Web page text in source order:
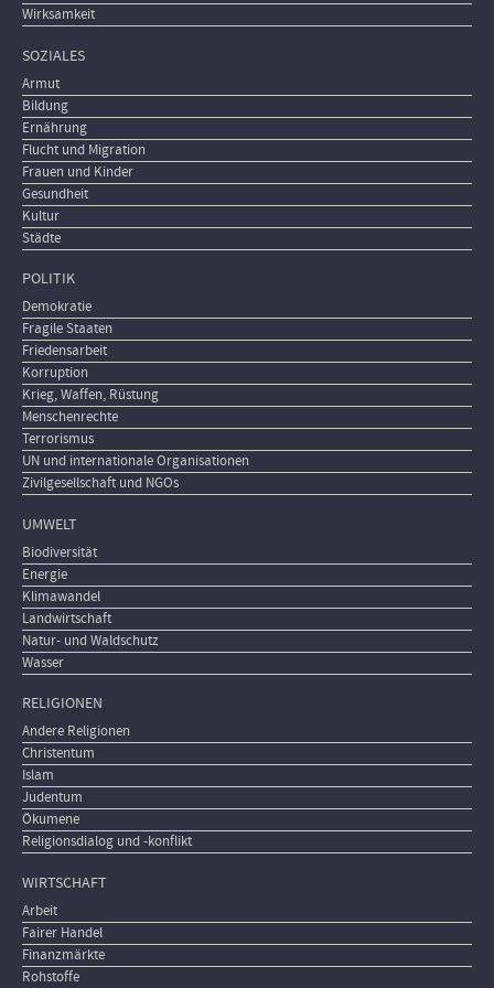
Wirksamkeit
SOZIALES
Armut
Bildung
Ernährung
Flucht und Migration
Frauen und Kinder
Gesundheit
Kultur
Städte
POLITIK
Demokratie
Fragile Staaten
Friedensarbeit
Korruption
Krieg, Waffen, Rüstung
Menschenrechte
Terrorismus
UN und internationale Organisationen
Zivilgesellschaft und NGOs
UMWELT
Biodiversität
Energie
Klimawandel
Landwirtschaft
Natur- und Waldschutz
Wasser
RELIGIONEN
Andere Religionen
Christentum
Islam
Judentum
Ökumene
Religionsdialog und -konflikt
WIRTSCHAFT
Arbeit
Fairer Handel
Finanzmärkte
Rohstoffe